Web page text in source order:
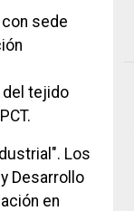
sede
del tejido
Los
Desarrollo
en